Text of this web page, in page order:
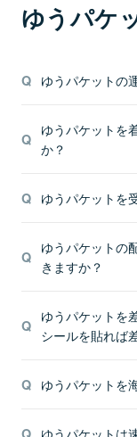
ゆうパケ
ゆうパケットの
ゆうパケットを
か？
ゆうパケットを
ゆうパケットの
きますか？
ゆうパケットを
シールを貼れば
ゆうパケットを
ゆうパケットは